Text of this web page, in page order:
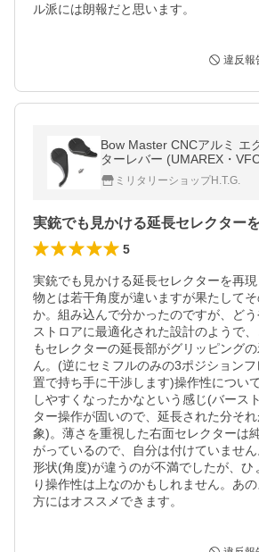
ル派には朗報だと思います。
違反報
Bow Master CNCアルミ エ
ターレバー (UMAREX・
V2 GBB対応) 【 ネコポス可
ミリタリーショップH.T.G.
5
実銃でも見かける延長セレクターを再
物とは若干角度が違いますが果たして
か。組み込んで分かったのですが、ど
ストロアに最適化された設計のようで
もセレクターの延長部がグリッピング
ん。(逆にセミフルのみの3ポジション
置で持ち手に干渉します)操作性につい
しやすくなったかなという感じ(バース
ター操作が固いので、延長された分そ
象)。薄さを重視した右面セレクターは
がっているので、自分は付けていませ
形状(角度)が違うのが不満でしたが、ひ
り操作性は上なのかもしれません。あ
方にはオススメできます。